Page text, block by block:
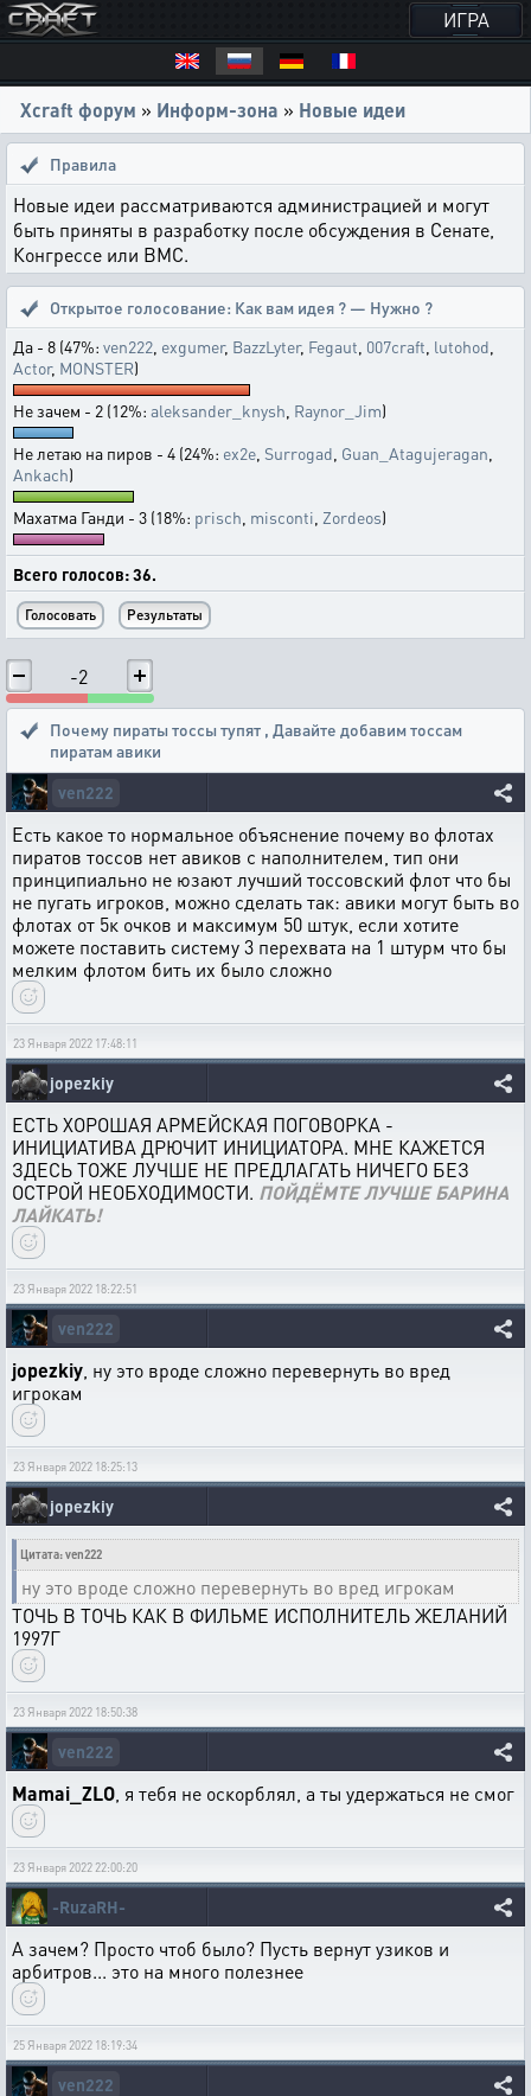
ИГРА
Xcraft форум » Информ-зона » Новые идеи
Правила
Новые идеи рассматриваются администрацией и могут
быть приняты в разработку после обсуждения в Сенате,
Конгрессе или ВМС.
Открытое голосование: Как вам идея ? — Нужно ?
Да - 8 (47%: ven222 exgumer, BazzLyter, Fegaut 007craft lutohod
Actor, MONSTER)
Не зачем - 2 (12%: aleksander_knysh Raynor_Jim)
Не летаю на пиров - 4 (24%: ex2e Surrogad Guan_Atagujeragan
Ankach)
Махатма Ганди - 3 (18%: prisch misconti Zordeos)
Всего голосов: 36.
-2
Почему пираты тоссы тупят , Давайте добавим тоссам
пиратам авики
ven222
Есть какое то нормальное объяснение почему во флотах
пиратов тоссов нет авиков с наполнителем, тип они
принципиально не юзают лучший тоссовский флот что бы
не пугать игроков, можно сделать так: авики могут быть во
флотах от 5к очков и максимум 50 штук, если хотите
можете поставить систему 3 перехвата на 1 штурм что бы
мелким флотом бить их было сложно
23 Января 2022 17:48:11
jopezkiy
ЕСТЬ ХОРОШАЯ АРМЕЙСКАЯ ПОГОВОРКА -
ИНИЦИАТИВА ДРЮЧИТ ИНИЦИАТОРА. МНЕ КАЖЕТСЯ
ЗДЕСЬ ТОЖЕ ЛУЧШЕ НЕ ПРЕДЛАГАТЬ НИЧЕГО БЕЗ
ОСТРОЙ НЕОБХОДИМОСТИ. ПОЙДЁМТЕ ЛУЧШЕ БАРИНА
ЛАЙКАТЬ!
23 Января 2022 18:22:51
ven222
jopezkiy , ну это вроде сложно перевернуть во вред
игрокам
23 Января 2022 18:25:13
jopezkiy
Цитата: ven222
ну это вроде сложно перевернуть во вред игрокам
ТОЧЬ В ТОЧЬ КАК В ФИЛЬМЕ ИСПОЛНИТЕЛЬ ЖЕЛАНИЙ
1997Г
23 Января 2022 18:50:38
ven222
Mamai_ZLO , я тебя не оскорблял, а ты удержаться не смог
23 Января 2022 22:00:20
-RuzaRH-
А зачем? Просто чтоб было? Пусть вернут узиков и
арбитров... это на много полезнее
25 Января 2022 18:19:34
ven222